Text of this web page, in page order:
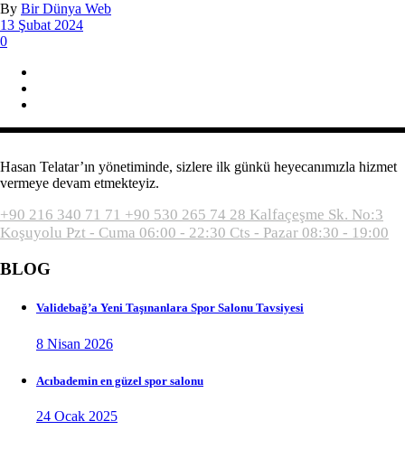
By Bir Dünya Web
13 Şubat 2024
0
Hasan Telatar’ın yönetiminde, sizlere ilk günkü heyecanımızla hizmet
vermeye devam etmekteyiz.
+90 216 340 71 71 +90 530 265 74 28 Kalfaçeşme Sk. No:3
Koşuyolu Pzt - Cuma 06:00 - 22:30 Cts - Pazar 08:30 - 19:00
BLOG
Validebağ’a Yeni Taşınanlara Spor Salonu Tavsiyesi
8 Nisan 2026
Acıbademin en güzel spor salonu
24 Ocak 2025